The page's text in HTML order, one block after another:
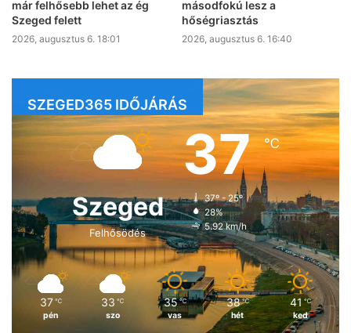
már felhősebb lehet az ég
Szeged felett
2026, augusztus 6. 18:01
másodfokú lesz a
hőségriasztás
2026, augusztus 6. 16:40
SZEGED365 IDŐJÁRÁS
Szeged
Felhősödés
37℃
37º - 25º
28%
5.92 km/h
37 ℃
pén
33 ℃
szo
35 ℃
vas
38 ℃
hét
41 ℃
ked